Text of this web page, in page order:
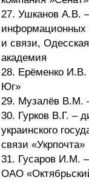
27. Ушканов А.В.
информационных
и связи,
академия
28. Ерёменко
Юг»
29. Музалёв В.М.
30. Гурков В.Г. –
украинского
связи «Укрпочта»
31. Гусаров И.М.
ОАО